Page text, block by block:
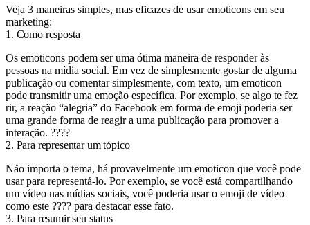
Veja 3 maneiras simples, mas eficazes de usar emoticons em seu
marketing:
1. Como resposta
Os emoticons podem ser uma ótima maneira de responder às
pessoas na mídia social. Em vez de simplesmente gostar de alguma
publicação ou comentar simplesmente, com texto, um emoticon
pode transmitir uma emoção específica. Por exemplo, se algo te fez
rir, a reação “alegria” do Facebook em forma de emoji poderia ser
uma grande forma de reagir a uma publicação para promover a
interação. ????
2. Para representar um tópico
Não importa o tema, há provavelmente um emoticon que você pode
usar para representá-lo. Por exemplo, se você está compartilhando
um vídeo nas mídias sociais, você poderia usar o emoji de vídeo
como este ???? para destacar esse fato.
3. Para resumir seu status